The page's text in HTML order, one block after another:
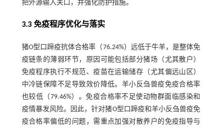
把外源输入关口，并强化防护措施。
3.3 免疫程序优化与落实
猪O型口蹄疫抗体合格率（76.24%）远低于牛羊，是整体免
疫链条的薄弱环节，原因可能包括部分猪场（尤其散户）
免疫程序执行不规范、疫苗在运输储存（尤其偏远山区）
中冷链保障不足导致效价降低。羊小反刍兽疫免疫合格率
也较低（79.46%）。免疫合格率不足使动物群面临感染和
疫情暴发风险。因此，针对猪O型口蹄疫和羊小反刍兽疫免
疫合格率偏低的问题，需重点加强对散养户的免疫指导与